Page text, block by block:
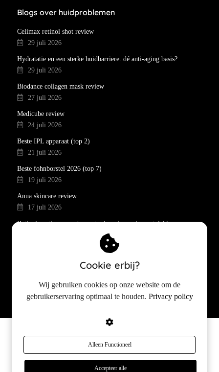
Blogs over huidproblemen
Celimax retinol shot review
29 juli 2026
Hydratatie en een sterke huidbarriere: dé anti-aging basis?
29 juli 2026
Biodance collagen mask review
27 juli 2026
Medicube review
24 juli 2026
Beste IPL apparaat (top 2)
21 juli 2026
Beste fohnborstel 2026 (top 7)
19 juli 2026
Anua skincare review
17 juli 2026
Retinol routine voor de eerste rimpels en pigmentvlekken
10 juli 2026
© 2024 Copyright SPROET
Cookie erbij?
Wij gebruiken cookies op onze website om de
gebruikerservaring optimaal te houden. Privacy policy
Alleen Functioneel
Accepteer alle